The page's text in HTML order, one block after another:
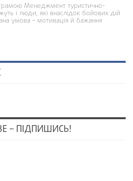
Менеджмент туристично-
і люди, які внаслідок бойових дій
умова – мотивація й бажання
– ПІДПИШИСЬ!